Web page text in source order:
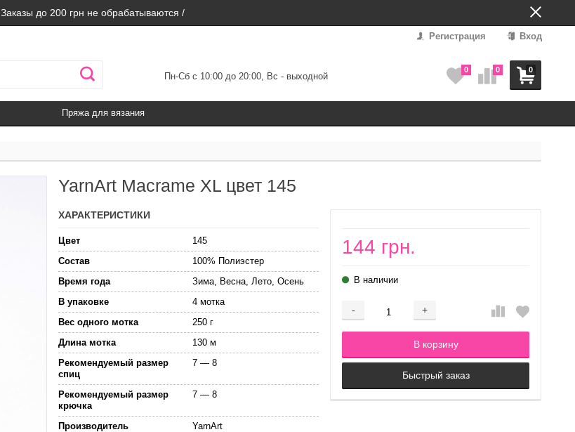
Заказы до 200 грн не обрабатываются /
Регистрация Вход
Пн-Сб с 10:00 до 20:00, Вс - выходной
0
0 0
Пряжа для вязания
YarnArt Macrame XL цвет 145
144 грн.
В наличии
- +
Добавляется...
В корзину
Добавлен
Быстрый заказ
ХАРАКТЕРИСТИКИ
Цвет
145
Состав
100% Полиэстер
Время года
Зима, Весна, Лето, Осень
В упаковке
4 мотка
Вес одного мотка
250 г
Длина мотка
130 м
Рекомендуемый размер
спиц
7 — 8
Рекомендуемый размер
крючка
7 — 8
Производитель
YarnArt